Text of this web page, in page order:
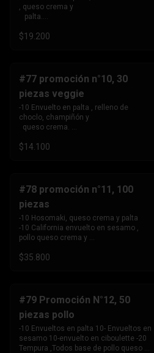
, queso crema y
   palta.
camarón, queso crema
$19.200
#77 promoción n°10, 30
piezas veggie
-10 Envuelto en palta , relleno de
choclo, champiñón y
  queso crema.
champiñón , queso
$14.100
#78 promoción n°11, 100
piezas
-10 Hosomaki, queso crema y palta
-10 California envuelto en sesamo ,
pollo queso crema y
-10 California envuelto en ciboulette ,
    cebollín.
-10 envuelto en palta , salmon, queso
crema y cebollín
-10 Envuelto en queso crema, palmito,
palta.
-10 Tempura, kanikama y palta
$35.800
#79 Promoción N°12, 50
piezas pollo
-10 Envueltos en palta 10- Envueltos en
sesamo 10-envuelto en ciboulette -20
Tempura ,Todos base de pollo queso